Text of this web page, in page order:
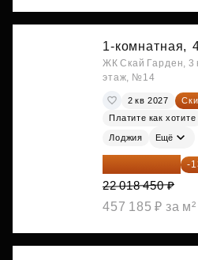
1-комнатная,
ЖК Скай Гарден, 3
этаж, №14
2 кв 2027
Платите как хотите
Лоджия Ещё
19 156 052 ₽ -
22 018 450 ₽
457 185 ₽ за м²